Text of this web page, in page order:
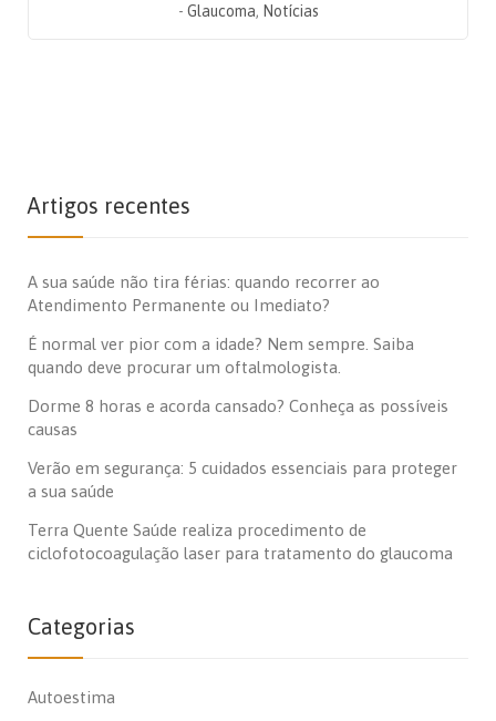
- Glaucoma, Notícias
Artigos recentes
A sua saúde não tira férias: quando recorrer ao
Atendimento Permanente ou Imediato?
É normal ver pior com a idade? Nem sempre. Saiba
quando deve procurar um oftalmologista.
Dorme 8 horas e acorda cansado? Conheça as possíveis
causas
Verão em segurança: 5 cuidados essenciais para proteger
a sua saúde
Terra Quente Saúde realiza procedimento de
ciclofotocoagulação laser para tratamento do glaucoma
Categorias
Autoestima